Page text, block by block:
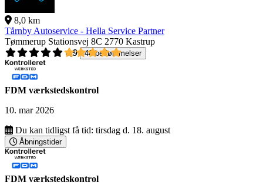
8,0 km
Tårnby Autoservice - Hella Service Partner
Tømmerup Stationsvej 8C 2770 Kastrup
4,9
40 bedømmelser
FDM værkstedskontrol
10. mar 2026
Du kan tidligst få tid: tirsdag d. 18. august
Åbningstider
FDM værkstedskontrol